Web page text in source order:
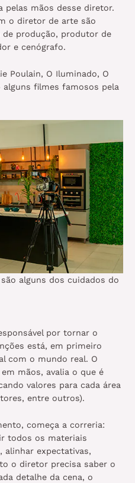
mãos desse diretor.
o diretor de arte são
produção, produtor de
e cenógrafo.
Poulain, O Iluminado, O
alguns filmes famosos pela
alguns dos cuidados do
por tornar o
está, em primeiro
com o mundo real. O
mãos, avalia o que é
valores para cada área
entre outros).
começa a correria:
todos os materiais
alinhar expectativas,
o diretor precisa saber o
detalhe da cena, o